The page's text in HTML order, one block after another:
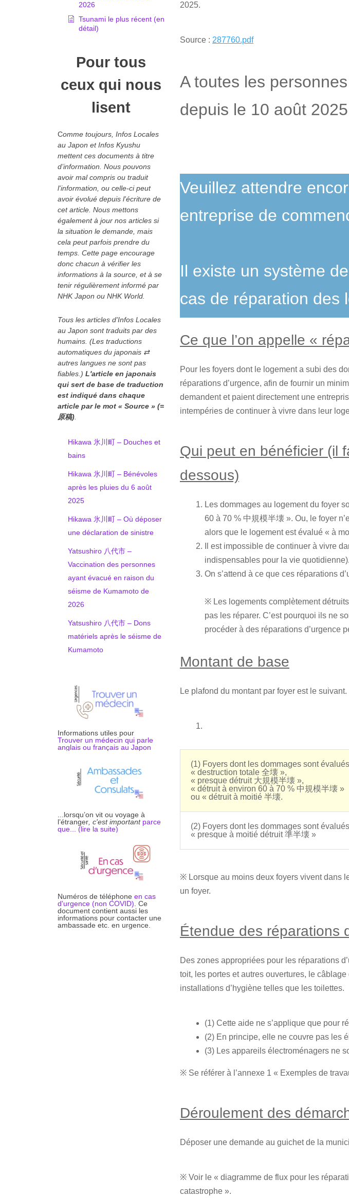
2026
Tsunami le plus récent (en
détail)
Pour tous
ceux qui nous
lisent
Comme toujours, Infos Locales
au Japon et Infos Kyushu
mettent ces documents à titre
d’information. Nous pouvons
avoir mal compris ou traduit
l'information, ou celle-ci peut
avoir évolué depuis l'écriture de
cet article. Nous mettons
également à jour nos articles si
la situation le demande, mais
cela peut parfois prendre du
temps. Cette page encourage
donc chacun à vérifier les
informations à la source, et à se
tenir régulièrement informé par
NHK Japon ou NHK World.
Tous les articles d'Infos Locales
au Japon sont traduits par des
humains. (Les traductions
automatiques du japonais ⇄
autres langues ne sont pas
fiables.) L'article en japonais
qui sert de base de traduction
est indiqué dans chaque
article par le mot « Source » (=
原稿)
Hikawa 氷川町 – Douches et
bains
Hikawa 氷川町 – Bénévoles
après les pluies du 6 août
2025
Hikawa 氷川町 – Où déposer
une déclaration de sinistre
Yatsushiro 八代市 –
Vaccination des personnes
ayant évacué en raison du
séisme de Kumamoto de
2026
Yatsushiro 八代市 – Dons
matériels après le séisme de
Kumamoto
Informations utiles pour
Trouver un médecin qui parle
anglais ou français au Japon
...lorsqu’on vit ou voyage à
l’étranger , c'est important parce
que... (lire la suite)
Numéros de téléphone en cas
d'urgence (non COVID) . Ce
document contient aussi les
informations pour contacter une
ambassade etc. en urgence.
2025.
Source : 287760.pdf
A toutes les
depuis le 10 août
Veuillez attendre
entreprise de
Il existe un système
cas de réparation des
Ce que l’on appelle «
Pour les foyers dont le logement a subi des
réparations d’urgence, afin de fournir un
demandent et paient directement une
intempéries de continuer à vivre dans leur
Qui peut en bénéficier (il
dessous)
Les dommages au logement du foyer
60 à 70 % 中規模半壊 ». Ou, le foyer
alors que le logement est évalué « à
Il est impossible de continuer à vivre
indispensables pour la vie quotidienne).
On s’attend à ce que ces réparations
※ Les logements complètement
pas les réparer. C’est pourquoi ils ne
procéder à des réparations d’urgence
Montant de base
Le plafond du montant par foyer est le suivant.
(1) Foyers dont les dommages sont évalués
« destruction totale 全壊 »,
« presque détruit 大規模半壊 »,
« détruit à environ 60 à 70 % 中規模半壊 »
ou « détruit à moitié 半壊.
(2) Foyers dont les dommages sont évalués
« presque à moitié détruit 準半壊 »
※ Lorsque au moins deux foyers vivent dans
un foyer.
Étendue des réparations
Des zones appropriées pour les réparations
toit, les portes et autres ouvertures, le
installations d’hygiène telles que les toilettes.
(1) Cette aide ne s’applique que pour
(2) En principe, elle ne couvre pas les
(3) Les appareils électroménagers ne
※ Se référer à l’annexe 1 « Exemples de
Déroulement des
Déposer une demande au guichet de la
※ Voir le « diagramme de flux pour les
catastrophe ».